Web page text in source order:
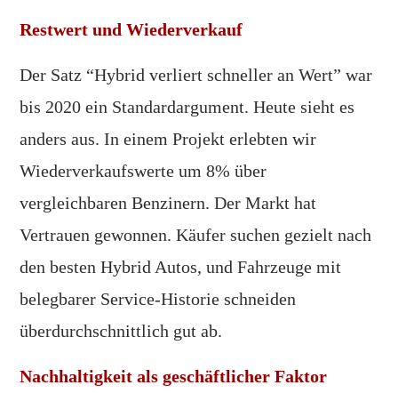
Restwert und Wiederverkauf
Der Satz “Hybrid verliert schneller an Wert” war
bis 2020 ein Standardargument. Heute sieht es
anders aus. In einem Projekt erlebten wir
Wiederverkaufswerte um 8% über
vergleichbaren Benzinern. Der Markt hat
Vertrauen gewonnen. Käufer suchen gezielt nach
den besten Hybrid Autos, und Fahrzeuge mit
belegbarer Service-Historie schneiden
überdurchschnittlich gut ab.
Nachhaltigkeit als geschäftlicher Faktor